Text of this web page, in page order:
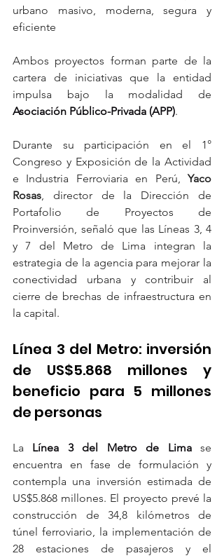
urbano masivo, moderna, segura y
eficiente
Ambos proyectos forman parte de la
cartera de iniciativas que la entidad
Asociación Público-Privada (APP).
Durante su participación en el 1°
Congreso y Exposición de la Actividad
e Industria Ferroviaria en Perú, Yaco
Rosas, director de la Dirección de
Portafolio de Proyectos de
Proinversión, señaló que las Líneas 3, 4
y 7 del Metro de Lima integran la
estrategia de la agencia para mejorar la
conectividad urbana y contribuir al
cierre de brechas de infraestructura en
la capital.
Línea 3 del Metro: inversión
de US$5.868 millones y
beneficio para 5 millones
de personas
La Línea 3 del Metro de Lima se
encuentra en fase de formulación y
contempla una inversión estimada de
US$5.868 millones. El proyecto prevé la
construcción de 34,8 kilómetros de
túnel ferroviario, la implementación de
28 estaciones de pasajeros y el